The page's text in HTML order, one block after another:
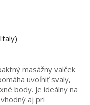
masážny valček
uvoľniť svaly,
body. Je ideálny na
aj pri